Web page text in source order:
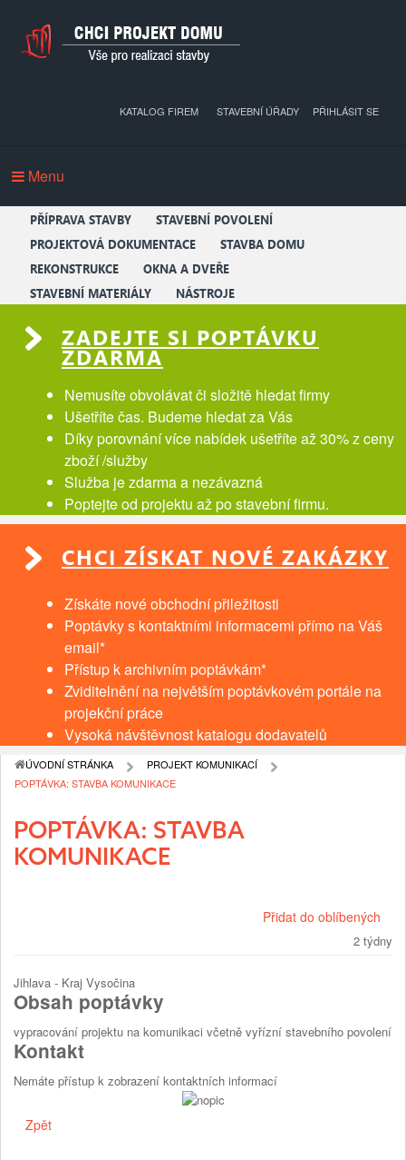
PŘIHLÁSIT SE
KATALOG FIREM STAVEBNÍ ÚŘADY
Menu
PŘÍPRAVA STAVBY
STAVEBNÍ POVOLENÍ
PROJEKTOVÁ DOKUMENTACE
STAVBA DOMU
REKONSTRUKCE
OKNA A DVEŘE
STAVEBNÍ MATERIÁLY
NÁSTROJE
ZADEJTE SI POPTÁVKU
ZDARMA
Nemusíte obvolávat či složitě hledat firmy
Ušetříte čas. Budeme hledat za Vás
Díky porovnání více nabídek ušetříte až 30% z ceny
zboží /služby
Služba je zdarma a nezávazná
Poptejte od projektu až po stavební firmu.
CHCI ZÍSKAT NOVÉ ZAKÁZKY
Získáte nové obchodní přiležitosti
Poptávky s kontaktními informacemi přímo na Váš
email*
Přístup k archivním poptávkám*
Zviditelnění na největším poptávkovém portále na
projekční práce
Vysoká návštěvnost katalogu dodavatelů
ÚVODNÍ STRÁNKA
PROJEKT KOMUNIKACÍ
POPTÁVKA: STAVBA KOMUNIKACE
POPTÁVKA: STAVBA
KOMUNIKACE
Přidat do oblíbených
2 týdny
Jihlava - Kraj Vysočina
Obsah poptávky
vypracování projektu na komunikaci včetně vyřízní stavebního povolení
Kontakt
Nemáte přístup k zobrazení kontaktních informací
Zpět